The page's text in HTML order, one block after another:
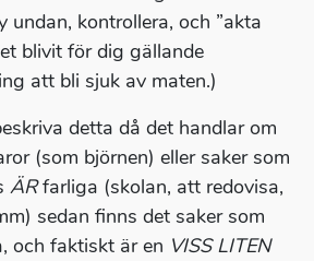
kontrollera, och ”akta
blivit för dig gällande
att bli sjuk av maten.)
detta då det handlar om
(som björnen) eller saker som
ÄRfarliga (skolan, att redovisa,
sedan finns det saker som
och faktiskt är en VISS LITEN